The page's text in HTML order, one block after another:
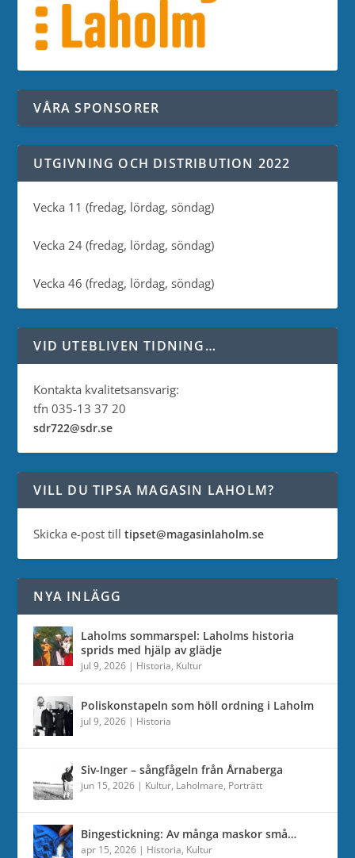
VÅRA SPONSORER
UTGIVNING OCH DISTRIBUTION 2022
Vecka 11 (fredag, lördag, söndag)
Vecka 24 (fredag, lördag, söndag)
Vecka 46 (fredag, lördag, söndag)
VID UTEBLIVEN TIDNING…
Kontakta kvalitetsansvarig:
tfn 035-13 37 20
sdr722@sdr.se
VILL DU TIPSA MAGASIN LAHOLM?
Skicka e-post tilltipset@magasinlaholm.se
NYA INLÄGG
Laholms sommarspel: Laholms historia
sprids med hjälp av glädje
jul 9, 2026 | Historia, Kultur
Poliskonstapeln som höll ordning i Laholm
jul 9, 2026 | Historia
Siv-Inger – sångfågeln från Årnaberga
jun 15, 2026 | Kultur, Laholmare, Porträtt
Bingestickning: Av många maskor små…
apr 15, 2026 | Historia, Kultur